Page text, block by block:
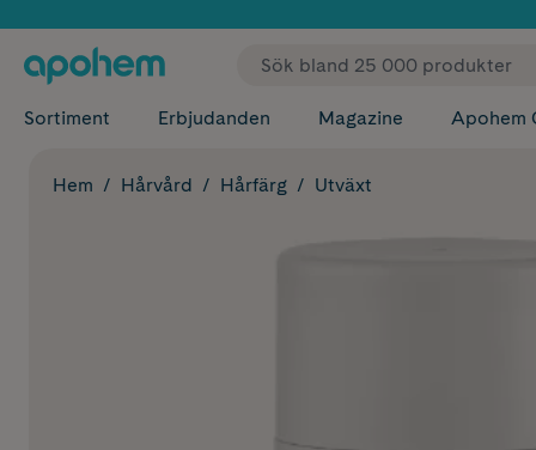
✓ Fri
Sortiment Erbjudanden Magazine Apohem
Hem Hårvård Hårfärg Utväxt